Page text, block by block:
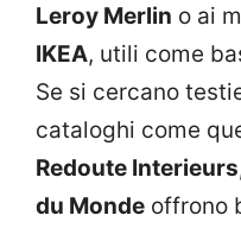
Leroy Merlin o ai
IKEA, utili come
Se si cercano
cataloghi come
Redoute
du Monde offrono